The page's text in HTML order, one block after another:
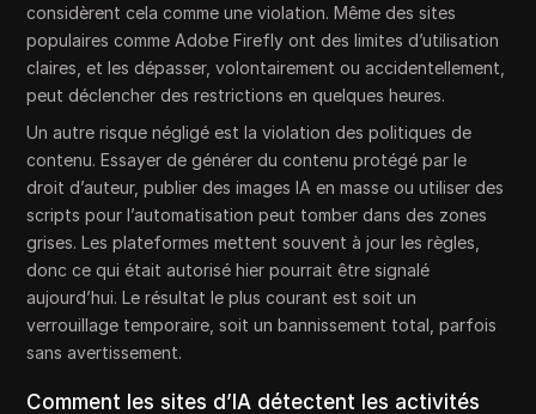
considèrent cela comme une violation. Même des sites
populaires comme Adobe Firefly ont des limites d’utilisation
claires, et les dépasser, volontairement ou accidentellement,
peut déclencher des restrictions en quelques heures.
Un autre risque négligé est la violation des politiques de
contenu. Essayer de générer du contenu protégé par le
droit d’auteur, publier des images IA en masse ou utiliser des
scripts pour l’automatisation peut tomber dans des zones
grises. Les plateformes mettent souvent à jour les règles,
donc ce qui était autorisé hier pourrait être signalé
aujourd’hui. Le résultat le plus courant est soit un
verrouillage temporaire, soit un bannissement total, parfois
sans avertissement.
Comment les sites d’IA détectent les activités